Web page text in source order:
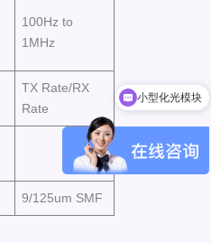
100Hz to
1MHz
TX Rate/RX
Rate
9/125um SMF
小型化光模块